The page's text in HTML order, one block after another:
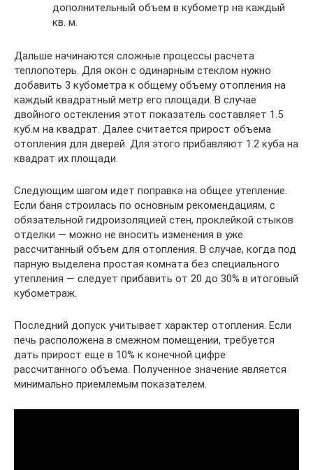
дополнительный объем в кубометр на каждый
кв. м.
Дальше начинаются сложные процессы расчета
теплопотерь. Для окон с одинарным стеклом нужно
добавить 3 кубометра к общему объему отопления на
каждый квадратный метр его площади. В случае
двойного остекления этот показатель составляет 1.5
куб.м на квадрат. Далее считается прирост объема
отопления для дверей. Для этого прибавляют 1.2 куба на
квадрат их площади.
Следующим шагом идет поправка на общее утепление.
Если баня строилась по основным рекомендациям, с
обязательной гидроизоляцией стен, проклейкой стыков
отделки — можно не вносить изменения в уже
рассчитанный объем для отопления. В случае, когда под
парную выделена простая комната без специального
утепления — следует прибавить от 20 до 30% в итоговый
кубометраж.
Последний допуск учитывает характер отопления. Если
печь расположена в смежном помещении, требуется
дать прирост еще в 10% к конечной цифре
рассчитанного объема. Полученное значение является
минимально приемлемым показателем.